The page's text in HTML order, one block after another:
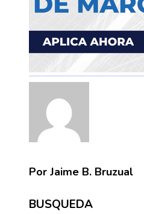
Por Jaime B. Bruzual
BUSQUEDA